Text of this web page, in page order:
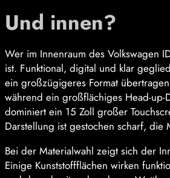
Und innen?
Wer im Innenraum des Volkswagen
ist. Funktional, digital und klar
ein großzügigeres Format
während ein großflächiges Head-
dominiert ein 15 Zoll großer
Darstellung ist gestochen scharf, die
Bei der Materialwahl zeigt sich der
Einige Kunststoffflächen wirken